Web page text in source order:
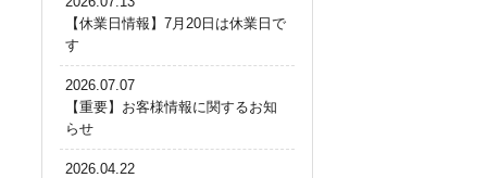
【休業日情報】7月20日は休業日で
す
2026.07.07
【重要】お客様情報に関するお知
らせ
2026.04.22